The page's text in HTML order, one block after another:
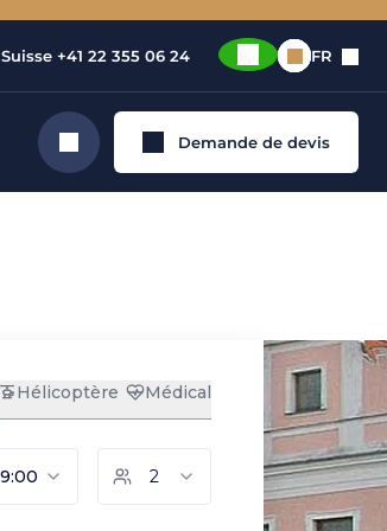
Suisse +41 22 355 06 24 FR
Rechercher Demande de devis